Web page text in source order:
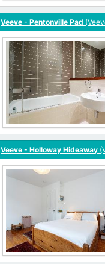
Veeve - Pentonville Pad
Veeve - Holloway Hideaway